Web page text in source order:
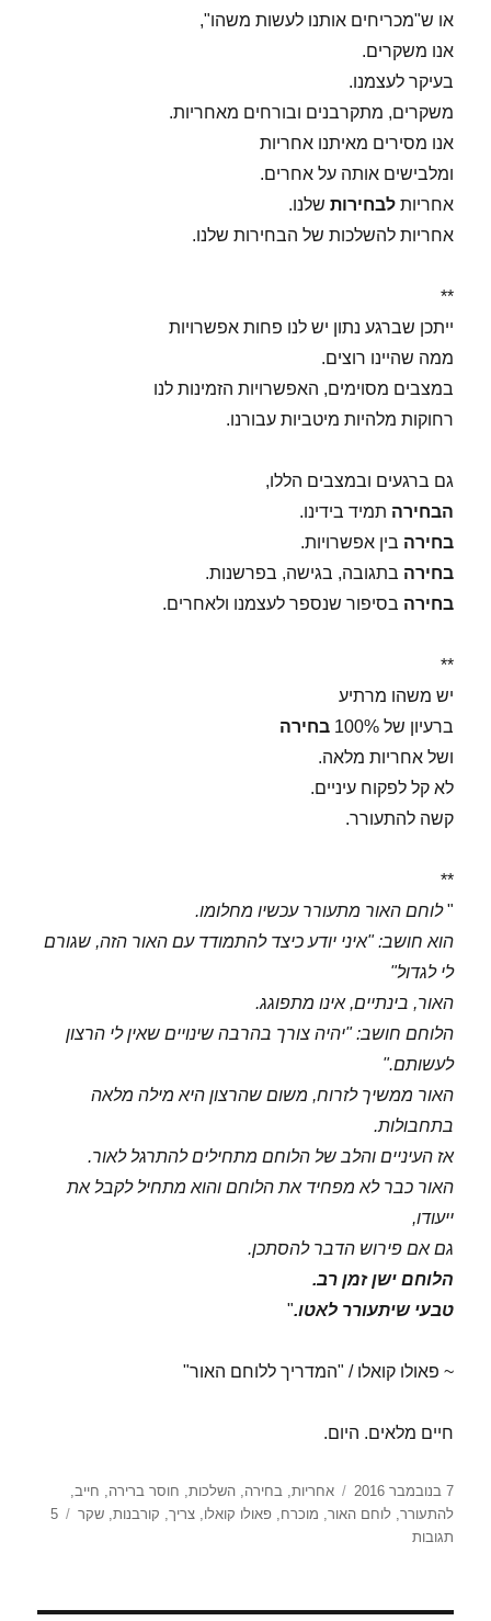
או ש"מכריחים אותנו לעשות משהו",
אנו משקרים.
בעיקר לעצמנו.
משקרים, מתקרבנים ובורחים מאחריות.
אנו מסירים מאיתנו אחריות
ומלבישים אותה על אחרים.
אחריותלבחירות שלנו.
אחריות להשלכות של הבחירות שלנו.
**
ייתכן שברגע נתון יש לנו פחות אפשרויות
ממה שהיינו רוצים.
במצבים מסוימים, האפשרויות הזמינות לנו
רחוקות מלהיות מיטביות עבורנו.
גם ברגעים ובמצבים הללו,
הבחירה תמיד בידינו.
בחירה בין אפשרויות.
בחירה בתגובה, בגישה, בפרשנות.
בחירה בסיפור שנספר לעצמנו ולאחרים.
**
יש משהו מרתיע
ברעיון של 100%
בחירה
ושל אחריות מלאה.
לא קל לפקוח עיניים.
קשה להתעורר.
**
"לוחם האור מתעורר עכשיו מחלומו.
הוא חושב: "איני יודע כיצד להתמודד עם האור הזה, שגורם
לי לגדול"
האור, בינתיים, אינו מתפוגג.
הלוחם חושב: "יהיה צורך בהרבה שינויים שאין לי הרצון
לעשותם."
האור ממשיך לזרוח, משום שהרצון היא מילה מלאה
בתחבולות.
אז העיניים והלב של הלוחם מתחילים להתרגל לאור.
האור כבר לא מפחיד את הלוחם והוא מתחיל לקבל את
ייעודו,
גם אם פירוש הדבר להסתכן.
הלוחם ישן זמן רב.
טבעי שיתעורר לאטו."
~ פאולו קואלו / "המדריך ללוחם האור"
חיים מלאים. היום.
פורסם
בתאריך
7 בנובמבר 2016 תגיות
אחריות,בחירה,השלכות, חוסר ברירה, חייב,
להתעורר,לוחם האור, מוכרח,פאולו קואלו,צריך, קורבנות,שקר
5
תגובותעל